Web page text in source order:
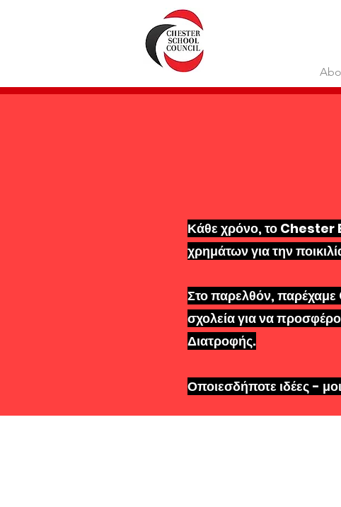
Κάθε χρόνο, το Chester
χρημάτων για την
Στο παρελθόν, παρέχαμε
σχολεία για να
Διατροφής.
Οποιεσδήποτε ιδέες -